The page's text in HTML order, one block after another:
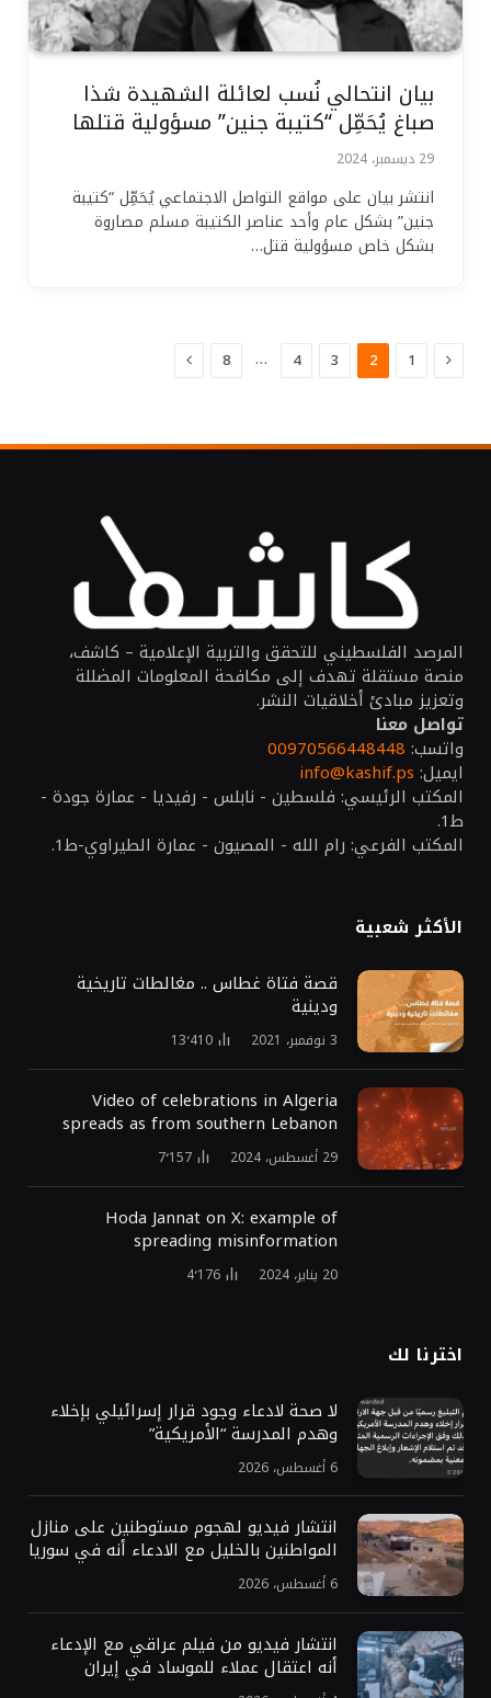
بيان انتحالي نُسب لعائلة الشهيدة شذا
صباغ يُحَمِّل “كتيبة جنين” مسؤولية قتلها
29 ديسمبر، 2024
انتشر بيان على مواقع التواصل الاجتماعي يُحَمِّل “كتيبة
جنين” بشكل عام وأحد عناصر الكتيبة مسلم مصاروة
بشكل خاص مسؤولية قتل…
السابق
1
2
3
4
…
8 التالي
المرصد الفلسطيني للتحقق والتربية الإعلامية – كاشف،
منصة مستقلة تهدف إلى مكافحة المعلومات المضللة
وتعزيز مبادئ أخلاقيات النشر.
تواصل معنا
واتسب: 00970566448448
ايميل: info@kashif.ps
المكتب الرئيسي: فلسطين - نابلس - رفيديا - عمارة جودة -
ط1.
المكتب الفرعي: رام الله - المصيون - عمارة الطيراوي-ط1.
الأكثر شعبية
قصة فتاة غطاس .. مغالطات تاريخية
ودينية
3 نوفمبر، 2021 13٬410
Video of celebrations in Algeria
spreads as from southern Lebanon
29 أغسطس، 2024 7٬157
Hoda Jannat on X: example of
spreading misinformation
20 يناير، 2024 4٬176
اخترنا لك
لا صحة لادعاء وجود قرار إسرائيلي بإخلاء
وهدم المدرسة “الأمريكية”
6 أغسطس، 2026
انتشار فيديو لهجوم مستوطنين على منازل
المواطنين بالخليل مع الادعاء أنه في سوريا
6 أغسطس، 2026
انتشار فيديو من فيلم عراقي مع الإدعاء
أنه اعتقال عملاء للموساد في إيران